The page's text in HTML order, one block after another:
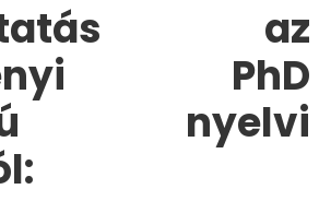
az
PhD
nyelvi